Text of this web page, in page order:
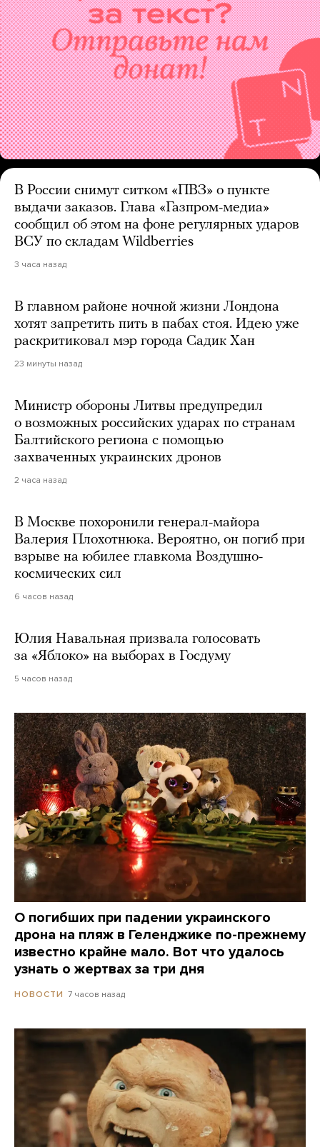
В России снимут ситком «ПВЗ» о пункте
выдачи заказов. Глава «Газпром-медиа»
сообщил об этом на фоне регулярных ударов
ВСУ по складам Wildberries
3 часа назад
В главном районе ночной жизни Лондона
хотят запретить пить в пабах стоя. Идею уже
раскритиковал мэр города Садик Хан
23 минуты назад
Министр обороны Литвы предупредил
о возможных российских ударах по странам
Балтийского региона с помощью
захваченных украинских дронов
2 часа назад
В Москве похоронили генерал-майора
Валерия Плохотнюка. Вероятно, он погиб при
взрыве на юбилее главкома Воздушно-
космических сил
6 часов назад
Юлия Навальная призвала голосовать
за «Яблоко» на выборах в Госдуму
5 часов назад
О погибших при падении украинского
дрона на пляж в Геленджике по-прежнему
известно крайне мало. Вот что удалось
узнать о жертвах за три дня
НОВОСТИ 7 часов назад